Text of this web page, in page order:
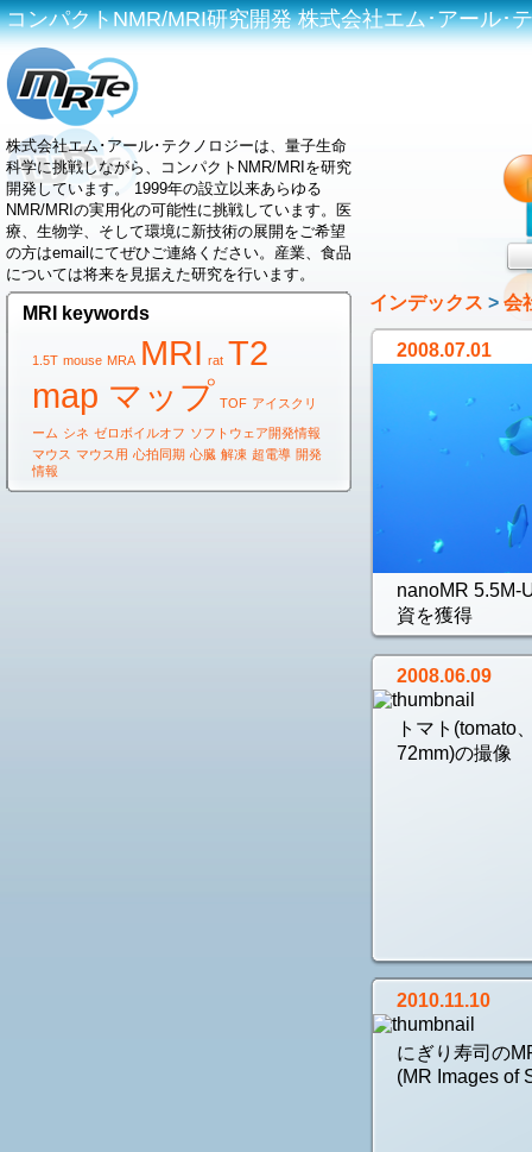
コンパクトNMR/MRI研究開発 株式会社エム･アール･
株式会社エム･アール･テクノロジーは、量子生命
科学に挑戦しながら、コンパクトNMR/MRIを研究
開発しています。 1999年の設立以来あらゆる
NMR/MRIの実用化の可能性に挑戦しています。医
療、生物学、そして環境に新技術の展開をご希望
の方はemailにてぜひご連絡ください。産業、食品
については将来を見据えた研究を行います。
MRI keywords
1.5T mouse MRA MRI rat T2
map マップ TOF アイスクリ
ーム シネ ゼロボイルオフ ソフトウェア開発情報
マウス マウス用 心拍同期 心臓 解凍 超電導 開発
情報
インデックス > 会
2008.07.01
nanoMR 5.5M-
資を獲得
2008.06.09
トマト(tomato
72mm)の撮像
2010.11.10
にぎり寿司の
(MR Images of